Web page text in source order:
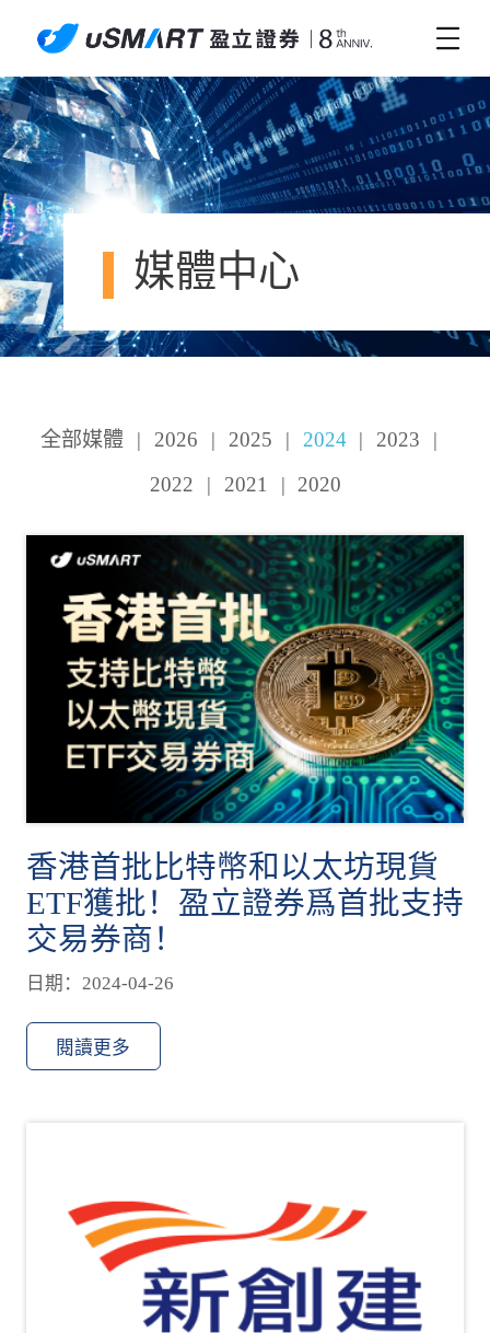
媒體中心
全部媒體 | 2026 | 2025 | 2024 | 2023
|
2022
| 2021 | 2020
香港首批比特幣和以太坊現貨
ETF獲批！盈立證券爲首批支持
交易券商！
日期：2024-04-26
閱讀更多